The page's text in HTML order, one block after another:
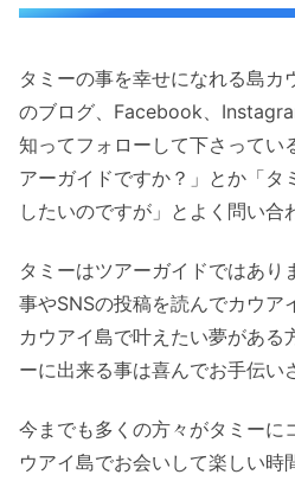
タミーの事を幸せになれる島
のブログ、Facebook、
知ってフォローして下さってい
アーガイドですか？」とか「タ
したいのですが」とよく問い合
タミーはツアーガイドではあり
事やSNSの投稿を読んでカウア
カウアイ島で叶えたい夢がある
ーに出来る事は喜んでお手伝い
今までも多くの方々がタミーに
ウアイ島でお会いして楽しい時